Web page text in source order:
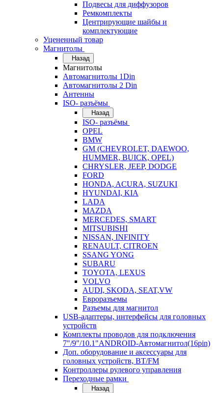
Подвесы для диффузоров
Ремкомплекты
Центрирующие шайбы и
комплектующие
Уцененный товар
Магнитолы
Назад
Магнитолы
Автомагнитолы 1Din
Автомагнитолы 2 Din
Антенны
ISO- разъёмы
Назад
ISO- разъёмы
OPEL
BMW
GM (CHEVROLET, DAEWOO,
HUMMER, BUICK, OPEL)
CHRYSLER, JEEP, DODGE
FORD
HONDA, ACURA, SUZUKI
HYUNDAI, KIA
LADA
MAZDA
MERCEDES, SMART
MITSUBISHI
NISSAN, INFINITY
RENAULT, CITROEN
SSANG YONG
SUBARU
TOYOTA, LEXUS
VOLVO
AUDI, SKODA, SEAT,VW
Евроразъемы
Разъемы для магнитол
USB-адаптеры, интерфейсы для головных
устройств
Комплекты проводов для подключения
7"/9"/10.1"ANDROID-Автомагнитол(16pin)
Доп. оборудование и аксессуары для
головных устройств, BT/FM
Контроллеры рулевого управления
Переходные рамки
Назад